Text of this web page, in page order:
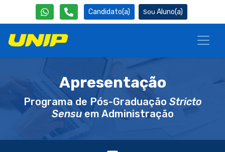
Candidato(a) Aluno(a)
Apresentação
Programa de Pós-Graduação Stricto
Sensuem Administração